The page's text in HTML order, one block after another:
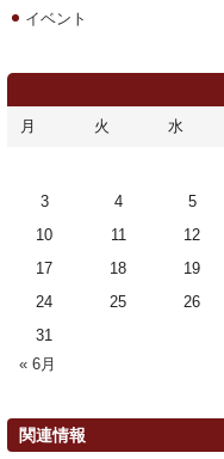
イベント
月 火 水
« 6月
3
4 5
10
11 12
17
18 19
24
25 26
31
関連情報